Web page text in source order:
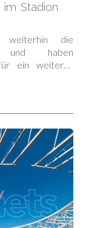
Stadion
weiterhin die
und haben
ein weiteres